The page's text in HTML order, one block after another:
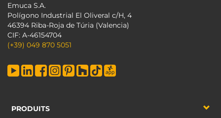
Emuca S.A.
Polígono Industrial El Oliveral c/H, 4
46394 Riba-Roja de Túria (Valencia)
CIF: A-46154704
(+39) 049 870 5051
PRODUITS